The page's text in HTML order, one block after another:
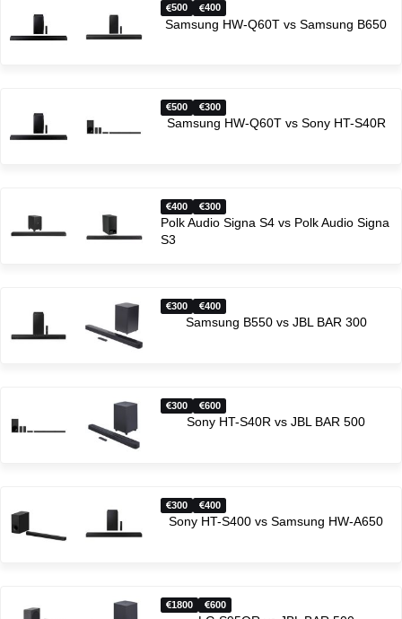
500 400
Samsung HW-Q60T vs Samsung B650
500 300
Samsung HW-Q60T vs Sony HT-S40R
400 300
Polk Audio Signa S4 vs Polk Audio Signa
S3
300 400
Samsung B550 vs JBL BAR 300
300 600
Sony HT-S40R vs JBL BAR 500
300 400
Sony HT-S400 vs Samsung HW-A650
1800 600